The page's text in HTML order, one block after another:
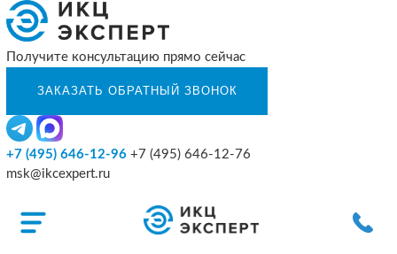
Получите консультацию прямо сейчас
+7 (495) 646-12-96 +7 (495) 646-12-76
msk@ikcexpert.ru